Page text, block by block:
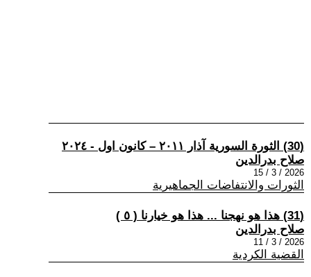
(30) الثورة السورية آذار ٢٠١١ – كانون اول - ٢٠٢٤
صلاح بدرالدين
2026 / 3 / 15
الثورات والانتفاضات الجماهيرية
(31) هذا هو نهجنا ... هذا هو خيارنا ( ٥ )
صلاح بدرالدين
2026 / 3 / 11
القضية الكردية